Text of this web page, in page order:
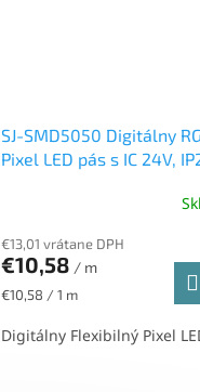
SJ-SMD5050 Digitálny
Pixel LED pás s IC 24V,
€13,01 vrátane DPH
€10,58 / m
Jednotková
€10,58 / 1 m
Digitálny Flexibilný Pixel